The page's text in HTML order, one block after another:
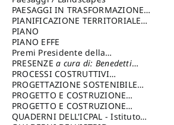
Cavalieri Patrizia
PAESAGGI IN TRASFORMAZIONEa
cura di: Corti Enrico A.
PIANIFICAZIONE TERRITORIALE
URBANISTICA ED AMBIENTALE
cura di: Costa Enrico
PIANO
PIANO EFFE
Premi Presidente della
Repubblica
PRESENZEa cura di: Benedetti
Sandro
PROCESSI COSTRUTTIVI
DELL'ARCHITETTURAa cura di:
Ippoliti Alessandro
PROGETTAZIONE SOSTENIBILE
PARTECIPATA
PROGETTO E COSTRUZIONE
DELL’ARCHITETTURA
PROGETTO E COSTRUZIONE
SOSTENIBILE
QUADERNI DELL'ICPAL - Istituto